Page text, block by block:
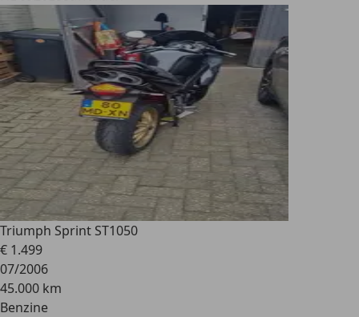
Triumph Sprint ST1050
€ 1.499
07/2006
45.000 km
Benzine